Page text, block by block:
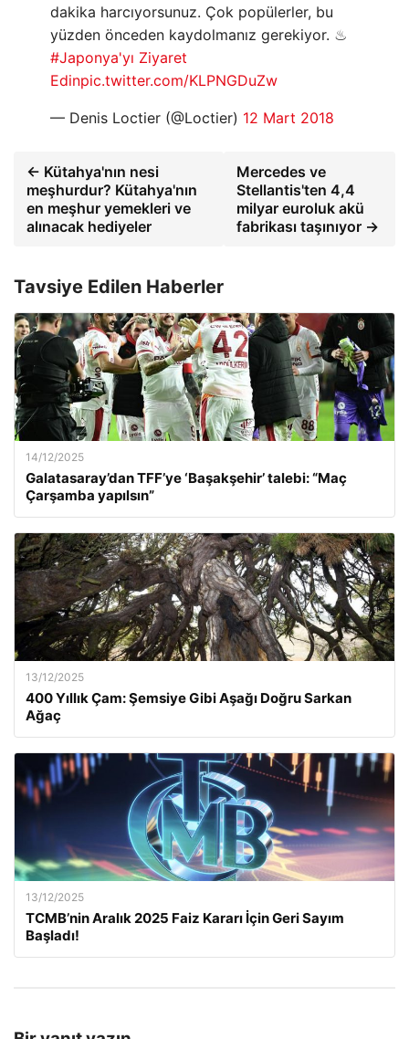
dakika harcıyorsunuz. Çok popülerler, bu
yüzden önceden kaydolmanız gerekiyor. ♨
#Japonya'yı Ziyaret
Edinpic.twitter.com/KLPNGDuZw
— Denis Loctier (@Loctier) 12 Mart 2018
← Kütahya'nın nesi
meşhurdur? Kütahya'nın
en meşhur yemekleri ve
alınacak hediyeler
Mercedes ve
Stellantis'ten 4,4
milyar euroluk akü
fabrikası taşınıyor →
Tavsiye Edilen Haberler
14/12/2025
Galatasaray’dan TFF’ye ‘Başakşehir’ talebi: “Maç
Çarşamba yapılsın”
13/12/2025
400 Yıllık Çam: Şemsiye Gibi Aşağı Doğru Sarkan
Ağaç
13/12/2025
TCMB’nin Aralık 2025 Faiz Kararı İçin Geri Sayım
Başladı!